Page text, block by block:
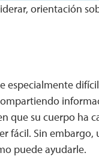
orientación
especialmente
que su cuerpo ha
fácil. Sin embargo,
puede ayudarle.